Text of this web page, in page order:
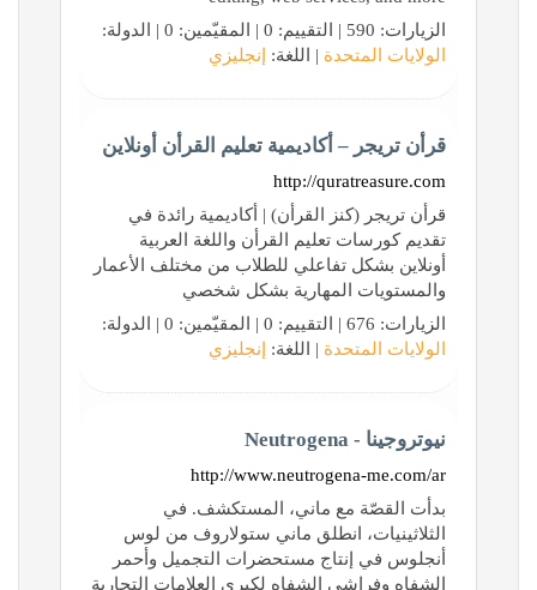
الزيارات: 590 | التقييم: 0 | المقيّمين: 0 | الدولة:
الولايات المتحدة | اللغة: إنجليزي
قرأن تريجر – أكاديمية تعليم القرأن أونلاين
http://quratreasure.com
قرأن تريجر (كنز القرأن) | أكاديمية رائدة في
تقديم كورسات تعليم القرأن واللغة العربية
أونلاين بشكل تفاعلي للطلاب من مختلف الأعمار
والمستويات المهارية بشكل شخصي
الزيارات: 676 | التقييم: 0 | المقيّمين: 0 | الدولة:
الولايات المتحدة | اللغة: إنجليزي
نيوتروجينا - Neutrogena
http://www.neutrogena-me.com/ar
بدأت القصّة مع ماني، المستكشف. في
الثلاثينيات، انطلق ماني ستولاروف من لوس
أنجلوس في إنتاج مستحضرات التجميل وأحمر
الشفاه وفراشي الشفاه لكبرى العلامات التجارية